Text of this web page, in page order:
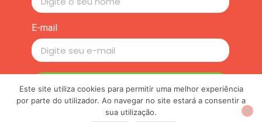
E-mail
Inscrever-se
Este site utiliza cookies para permitir uma melhor experiência
por parte do utilizador. Ao navegar no site estará a consentir a
sua utilização.